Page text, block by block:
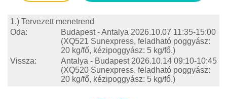
1.) Tervezett menetrend
Oda:
Budapest - Antalya 2026.10.07 11:35-15:00
(XQ521 Sunexpress, feladható poggyász:
20 kg/fő, kézipoggyász: 5 kg/fő.)
Vissza:
Antalya - Budapest 2026.10.14 09:10-10:45
(XQ520 Sunexpress, feladható poggyász:
20 kg/fő, kézipoggyász: 5 kg/fő.)